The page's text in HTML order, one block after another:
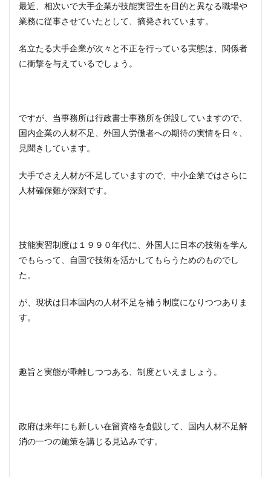
最近、相次いで大手企業が技能実習生を目的と異なる職場や
業務に従事させていたとして、摘発されています。
名立たる大手企業が次々と不正を行っている実態は、関係者
に衝撃を与えているでしょう。
ですが、当事務所は行政書士事務所を併設していますので、
国内企業の人材不足、外国人労働者への期待の実情を日々、
見聞きしています。
大手でさえ人材が不足していますので、中小企業ではさらに
人材確保難が深刻です。
技能実習制度は１９９０年代に、外国人に日本の技術を学ん
でもらって、自国で技術を活かしてもらうためのものでし
た。
が、現状は日本国内の人材不足を補う制度になりつつありま
す。
趣旨と実態が乖離しつつある、制度といえましょう。
政府は来年にも新しい在留資格を創設して、国内人材不足解
消の一つの施策を講じる見込みです。